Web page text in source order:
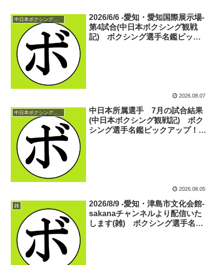
中日本ボクシング観戦記
2026/6/6 -愛知・愛知国際展示場-
第4試合(中日本ボクシング観戦
記) ボクシング選手名鑑ピック
2026.08.07
中日本ボクシング観戦記
中日本所属選手 7月の試合結果
(中日本ボクシング観戦記) ボク
シング選手名鑑ピックアップ！
2026.08.05
雑
2026/8/9 -愛知・津島市文化会館-
sakanaチャンネルより配信いた
します(雑) ボクシング選手名鑑